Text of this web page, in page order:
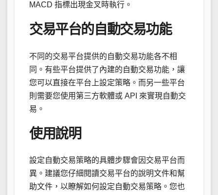
MACD 指標出現金叉時執行。
交易平台的自動交易功能
不同的交易平台提供的自動交易功能各不相
同。有些平台提供了內建的自動交易功能，讓
您可以直接在平台上設定策略。而另一些平台
則需要您使用第三方軟體或 API 來實現自動交
易。
使用說明
設定自動交易策略的具體步驟會因交易平台而
異。建議您仔細閱讀交易平台的說明文件和幫
助文件，以瞭解如何設定自動交易策略。您也